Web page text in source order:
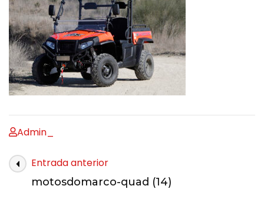
Admin_
Entrada anterior
motosdomarco-quad (14)